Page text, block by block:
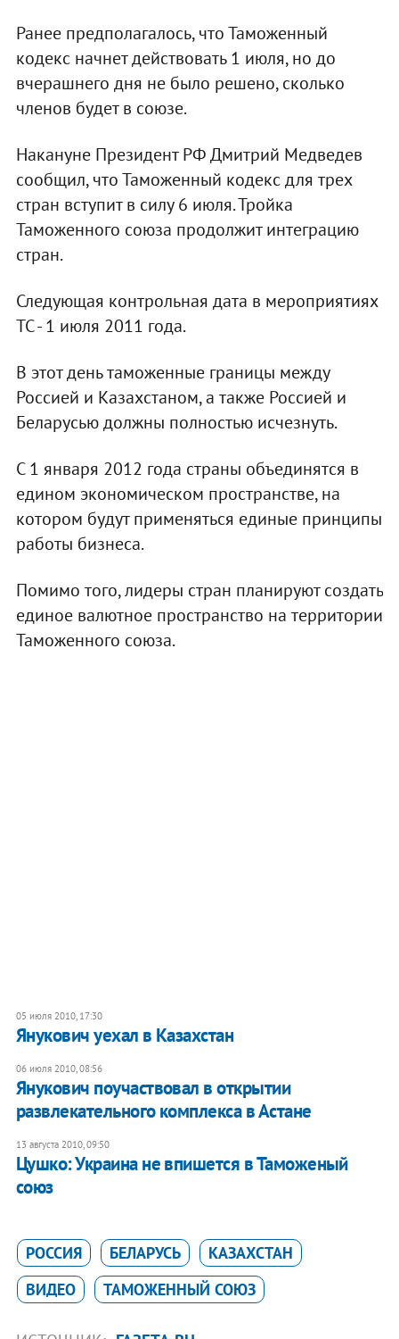
Ранее предполагалось, что Таможенный
кодекс начнет действовать 1 июля, но до
вчерашнего дня не было решено, сколько
членов будет в союзе.
Накануне Президент РФ Дмитрий Медведев
сообщил, что Таможенный кодекс для трех
стран вступит в силу 6 июля. Тройка
Таможенного союза продолжит интеграцию
стран.
Следующая контрольная дата в мероприятиях
ТС - 1 июля 2011 года.
В этот день таможенные границы между
Россией и Казахстаном, а также Россией и
Беларусью должны полностью исчезнуть.
С 1 января 2012 года страны объединятся в
едином экономическом пространстве, на
котором будут применяться единые принципы
работы бизнеса.
Помимо того, лидеры стран планируют создать
единое валютное пространство на территории
Таможенного союза.
05 июля 2010, 17:30
Янукович уехал в Казахстан
06 июля 2010, 08:56
Янукович поучаствовал в открытии
развлекательного комплекса в Астане
13 августа 2010, 09:50
Цушко: Украина не впишется в Таможеный
союз
РОССИЯ БЕЛАРУСЬ
КАЗАХСТАН
ВИДЕО
ТАМОЖЕННЫЙ СОЮЗ